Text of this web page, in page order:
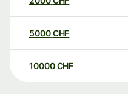
5000CHF
10000 CHF